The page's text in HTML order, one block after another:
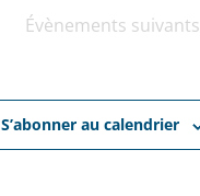
Évènements suivants
S’abonner au calendrier